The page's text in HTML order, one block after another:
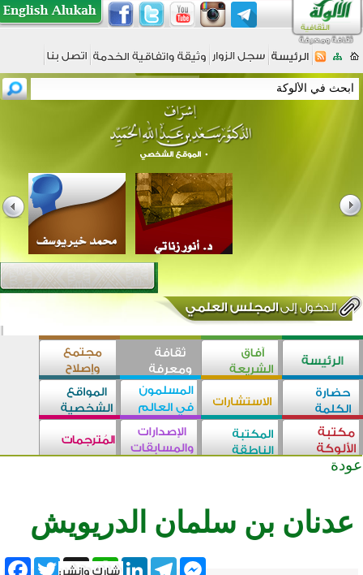
عودة
عدنان بن سلمان الدريويش
Twitter X
WhatsAppLinkedInTelegram
Messenger